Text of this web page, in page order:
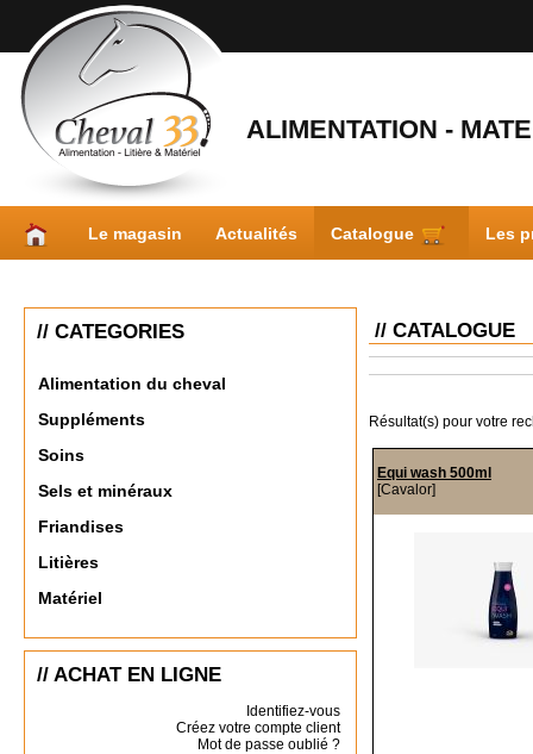
ALIMENTATION -
Le magasin Actualités Catalogue Les
// CATEGORIES
Alimentation du cheval
Suppléments
Soins
Sels et minéraux
Friandises
Litières
Matériel
// ACHAT EN LIGNE
Identifiez-vous
Créez votre compte client
Mot de passe oublié ?
// CATALOGUE
Résultat(s) pour votre
Equi wash 500ml
[Cavalor]